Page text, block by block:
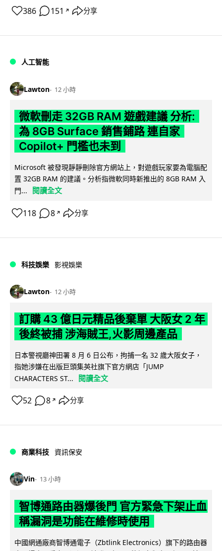
386 151 ↗ 分享
人工智能
Lawton 12 小時
微軟刪走 32GB RAM 遊戲建議 分析:
為 8GB Surface 銷售鋪路 連自家
Copilot+ 門檻也未到
Microsoft 被發現靜靜刪除官方網站上，對遊戲玩家要為電腦配
置 32GB RAM 的建議。分析指微軟同時新推出的 8GB RAM 入
門...
閱讀全文
118 8 ↗ 分享
科技娛樂 影視娛樂
Lawton 12 小時
訂購 43 億日元精品後棄單 大阪女 2 年
後終被捕 涉海賊王,火影周邊產品
日本警視廳神田署 8 月 6 日公布，拘捕一名 32 歲大阪女子，
指她涉嫌在出版巨頭集英社旗下官方網店「JUMP
CHARACTERS ST...
閱讀全文
52 8 ↗ 分享
商業科技 資訊保安
Vin 13 小時
智博通路由器爆後門 官方緊急下架止血
稱漏洞是功能在維修時使用
中國網通廠商智博通電子（Zbtlink Electronics）旗下的路由器